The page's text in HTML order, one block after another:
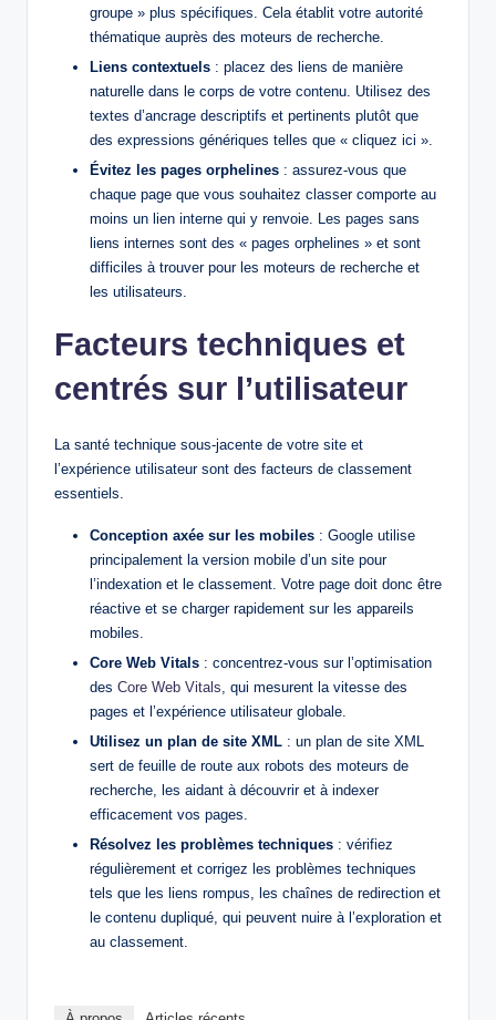
groupe » plus spécifiques. Cela établit votre autorité
thématique auprès des moteurs de recherche.
Liens contextuels : placez des liens de manière
naturelle dans le corps de votre contenu. Utilisez des
textes d’ancrage descriptifs et pertinents plutôt que
des expressions génériques telles que « cliquez ici ».
Évitez les pages orphelines : assurez-vous que
chaque page que vous souhaitez classer comporte au
moins un lien interne qui y renvoie. Les pages sans
liens internes sont des « pages orphelines » et sont
difficiles à trouver pour les moteurs de recherche et
les utilisateurs.
Facteurs techniques et
centrés sur l’utilisateur
La santé technique sous-jacente de votre site et
l’expérience utilisateur sont des facteurs de classement
essentiels.
Conception axée sur les mobiles : Google utilise
principalement la version mobile d’un site pour
l’indexation et le classement. Votre page doit donc être
réactive et se charger rapidement sur les appareils
mobiles.
Core Web Vitals : concentrez-vous sur l’optimisation
des Core Web Vitals , qui mesurent la vitesse des
pages et l’expérience utilisateur globale.
Utilisez un plan de site XML : un plan de site XML
sert de feuille de route aux robots des moteurs de
recherche, les aidant à découvrir et à indexer
efficacement vos pages.
Résolvez les problèmes techniques : vérifiez
régulièrement et corrigez les problèmes techniques
tels que les liens rompus, les chaînes de redirection et
le contenu dupliqué, qui peuvent nuire à l’exploration et
au classement.